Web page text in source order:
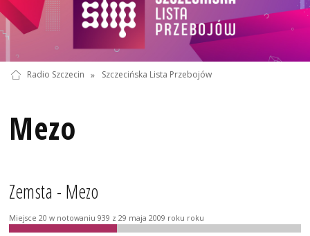
Radio Szczecin » Szczecińska Lista Przebojów
Mezo
Zemsta - Mezo
Miejsce 20 w notowaniu 939 z 29 maja 2009 roku roku